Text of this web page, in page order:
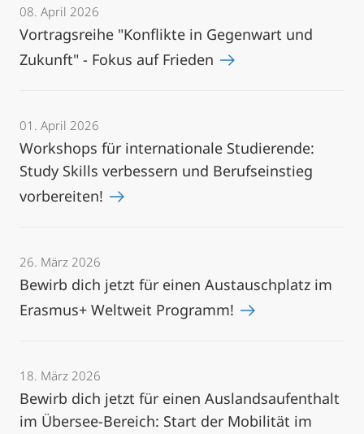
08. April 2026
Vortragsreihe "Konflikte in Gegenwart und
Zukunft" - Fokus auf Frieden
01. April 2026
Workshops für internationale Studierende:
Study Skills verbessern und Berufseinstieg
vorbereiten!
26. März 2026
Bewirb dich jetzt für einen Austauschplatz im
Erasmus+ Weltweit Programm!
18. März 2026
Bewirb dich jetzt für einen Auslandsaufenthalt
im Übersee-Bereich: Start der Mobilität im